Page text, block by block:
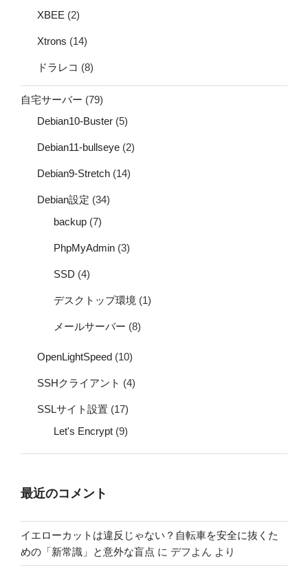
XBEE (2)
Xtrons (14)
ドラレコ (8)
自宅サーバー (79)
Debian10-Buster (5)
Debian11-bullseye (2)
Debian9-Stretch (14)
Debian設定 (34)
backup (7)
PhpMyAdmin (3)
SSD (4)
デスクトップ環境 (1)
メールサーバー (8)
OpenLightSpeed (10)
SSHクライアント (4)
SSLサイト設置 (17)
Let's Encrypt (9)
最近のコメント
イエローカットは違反じゃない？自転車を安全に抜くた
めの「新常識」と意外な盲点 に デフよん より